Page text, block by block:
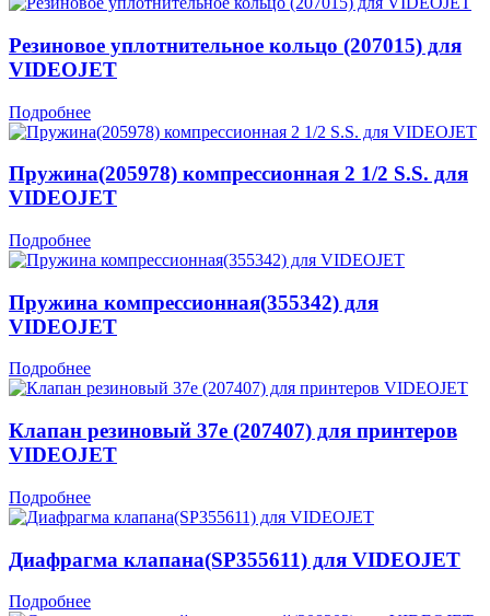
Резиновое уплотнительное кольцо (207015) для
VIDEOJET
Подробнее
Пружина(205978) компрессионная 2 1/2 S.S. для
VIDEOJET
Подробнее
Пружина компрессионная(355342) для
VIDEOJET
Подробнее
Клапан резиновый 37е (207407) для принтеров
VIDEOJET
Подробнее
Диафрагма клапана(SP355611) для VIDEOJET
Подробнее